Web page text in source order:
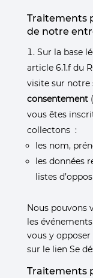
Traitements
de notre
Sur la base
article 6.1.f du
visite sur notre
consentement
vous êtes
collectons :
les nom,
les données
listes
Nous pouvons
les
vous y
sur le lien Se
Traitements